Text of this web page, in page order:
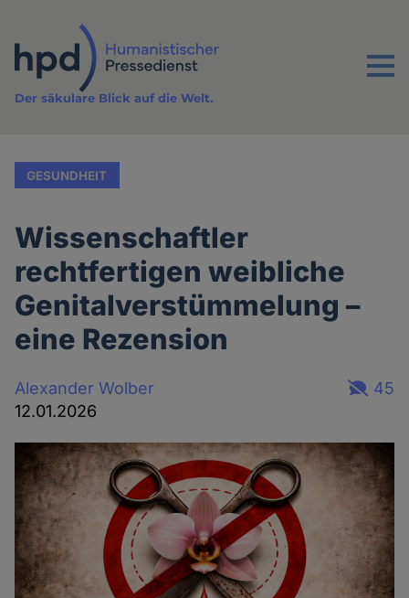
Inhalt
Menu
Der säkulare Blick auf die Welt.
GESUNDHEIT
Wissenschaftler
rechtfertigen weibliche
Genitalverstümmelung –
eine Rezension
Alexander Wolber
12.01.2026
45